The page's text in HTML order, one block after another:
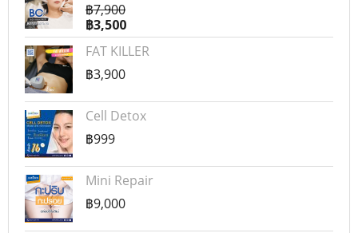
฿7,900
฿3,500
FAT KILLER
฿3,900
Cell Detox
฿999
Mini Repair
฿9,000